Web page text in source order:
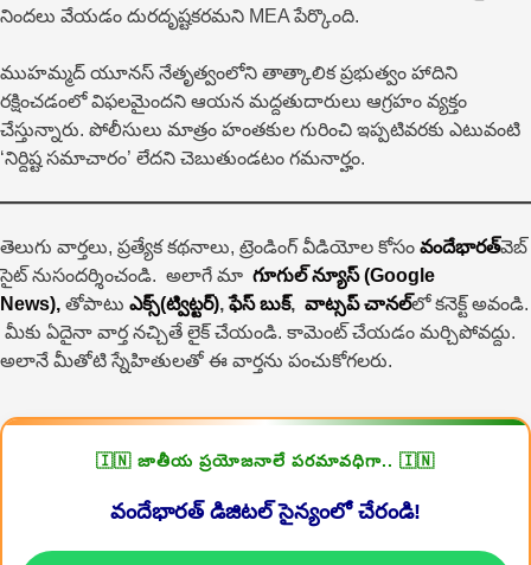
నిందలు వేయడం దురదృష్టకరమని MEA పేర్కొంది.
ముహమ్మద్ యూనస్ నేతృత్వంలోని తాత్కాలిక ప్రభుత్వం హాదిని
రక్షించడంలో విఫలమైందని ఆయన మద్దతుదారులు ఆగ్రహం వ్యక్తం
చేస్తున్నారు. పోలీసులు మాత్రం హంతకుల గురించి ఇప్పటివరకు ఎటువంటి
‘నిర్దిష్ట సమాచారం’ లేదని చెబుతుండటం గమనార్హం.
తెలుగు వార్తలు, ప్రత్యేక కథనాలు, ట్రెండింగ్ వీడియోల కోసం వందేభారత్వెబ్
సైట్ నుసందర్శించండి. అలాగే మా గూగుల్ న్యూస్ (Google
News), తోపాటు ఎక్స్(ట్విట్టర్),ఫేస్ బుక్, వాట్సప్ చానల్లో కనెక్ట్ అవండి.
మీకు ఏదైనా వార్త నచ్చితే లైక్ చేయండి. కామెంట్ చేయడం మర్చిపోవద్దు.
అలానే మీతోటి స్నేహితులతో ఈ వార్తను పంచుకోగలరు.
🇮🇳 జాతీయ ప్రయోజనాలే పరమావధిగా.. 🇮🇳
వందేభారత్ డిజిటల్ సైన్యంలో చేరండి!